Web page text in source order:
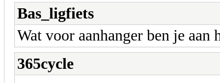
Bas_ligfiets
Wat voor aanhanger ben je aan
365cycle